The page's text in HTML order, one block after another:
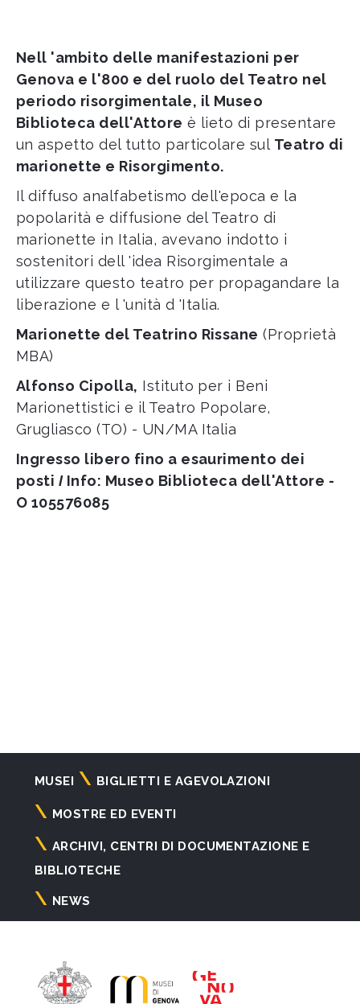
Nell 'ambito delle manifestazioni per
Genova e l'800 e del ruolo del Teatro nel
periodo risorgimentale, il Museo
Biblioteca dell'Attore è lieto di presentare
un aspetto del tutto particolare sul Teatro di
marionette e Risorgimento.
Il diffuso analfabetismo dell'epoca e la
popolarità e diffusione del Teatro di
marionette in Italia, avevano indotto i
sostenitori dell 'idea Risorgimentale a
utilizzare questo teatro per propagandare la
liberazione e l 'unità d 'Italia.
Marionette del Teatrino Rissane (Proprietà
MBA)
Alfonso Cipolla, Istituto per i Beni
Marionettistici e il Teatro Popolare,
Grugliasco (TO) - UN/MA Italia
Ingresso libero fino a esaurimento dei
posti I Info: Museo Biblioteca dell'Attore -
O 105576085
Navigazione
principale
MUSEI BIGLIETTI E AGEVOLAZIONI
MOSTRE ED EVENTI
ARCHIVI, CENTRI DI DOCUMENTAZIONE E
BIBLIOTECHE
NEWS